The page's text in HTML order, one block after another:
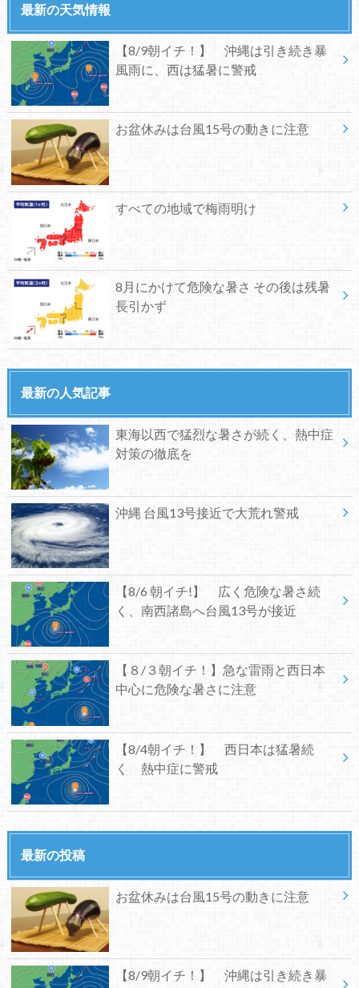
最新の天気情報
【8/9朝イチ！】 沖縄は引き続き暴
風雨に、西は猛暑に警戒
お盆休みは台風15号の動きに注意
すべての地域で梅雨明け
8月にかけて危険な暑さ その後は残暑
長引かず
最新の人気記事
東海以西で猛烈な暑さが続く、熱中症
対策の徹底を
沖縄 台風13号接近で大荒れ警戒
【8/6 朝イチ!】 広く危険な暑さ続
く、南西諸島へ台風13号が接近
【８/３朝イチ！】急な雷雨と西日本
中心に危険な暑さに注意
【8/4朝イチ！】 西日本は猛暑続
く 熱中症に警戒
最新の投稿
お盆休みは台風15号の動きに注意
【8/9朝イチ！】 沖縄は引き続き暴